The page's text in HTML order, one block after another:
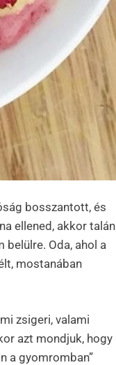
bosszantott, és
ellened, akkor talán
Oda, ahol a
mostanában
zsigeri, valami
azt mondjuk, hogy
a gyomromban”